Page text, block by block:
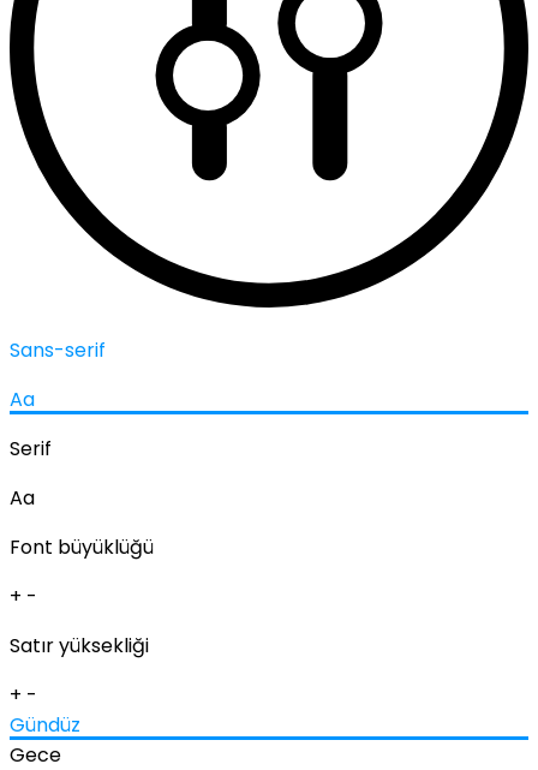
Sans-serif
Aa
Serif
Aa
Font büyüklüğü
+ -
Satır yüksekliği
+ -
Gündüz
Gece